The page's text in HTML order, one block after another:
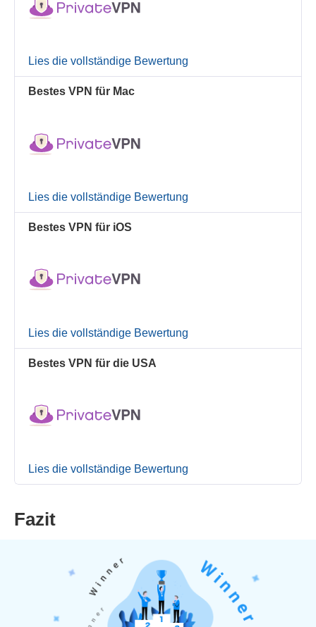
Lies die vollständige Bewertung
Bestes VPN für Mac
Lies die vollständige Bewertung
Bestes VPN für iOS
Lies die vollständige Bewertung
Bestes VPN für die USA
Lies die vollständige Bewertung
Fazit